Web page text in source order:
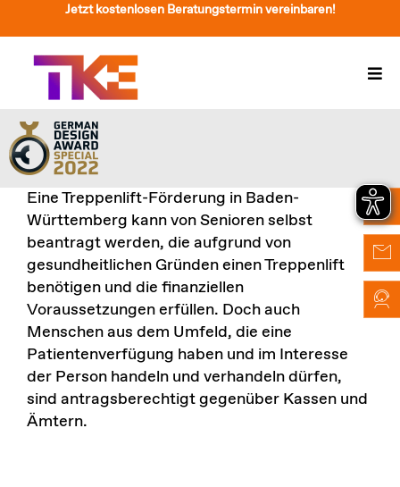
Inhalt
springen
Jetzt kostenlosen Beratungstermin vereinbaren!
Treppenlift
Preise
Service
Treppenliftberatung
Über Uns & Kontakt
Suche
nach:
Eine Treppenlift-Förderung in Baden-
Württemberg kann von Senioren selbst
beantragt werden, die aufgrund von
gesundheitlichen Gründen einen Treppenlift
benötigen und die finanziellen
Voraussetzungen erfüllen. Doch auch
Menschen aus dem Umfeld, die eine
Patientenverfügung haben und im Interesse
der Person handeln und verhandeln dürfen,
sind antragsberechtigt gegenüber Kassen und
Ämtern.